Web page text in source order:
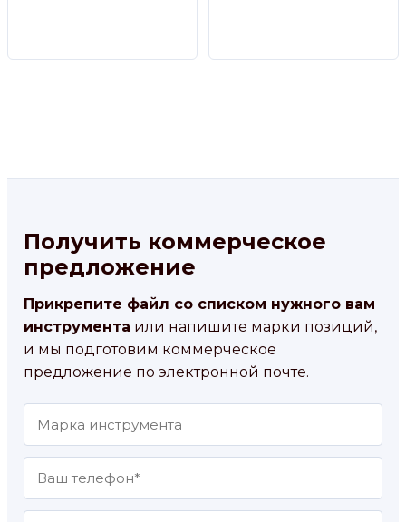
Получить коммерческое
предложение
Прикрепите файл со списком нужного вам
инструмента или напишите марки позиций,
и мы подготовим коммерческое
предложение по электронной почте.